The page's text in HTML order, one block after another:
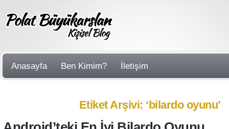
Anasayfa Ben Kimim? İletişim
Etiket Arşivi: ‘bilardo oyunu’